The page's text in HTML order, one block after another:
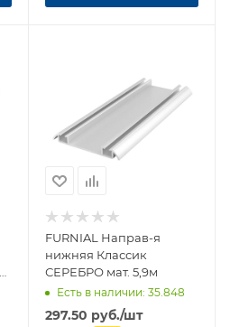
FURNIAL Направ-я
нижняя Классик
СЕРЕБРО мат. 5,9м
Есть в наличии: 35.848
297.50 руб./шт